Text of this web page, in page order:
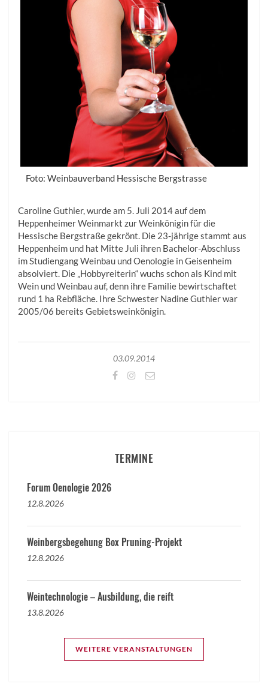
Foto: Weinbauverband Hessische Bergstrasse
Caroline Guthier, wurde am 5. Juli 2014 auf dem
Heppenheimer Weinmarkt zur Weinkönigin für die
Hessische Bergstraße gekrönt. Die 23-jährige stammt aus
Heppenheim und hat Mitte Juli ihren Bachelor-Abschluss
im Studiengang Weinbau und Oenologie in Geisenheim
absolviert. Die „Hobbyreiterin“ wuchs schon als Kind mit
Wein und Weinbau auf, denn ihre Familie bewirtschaftet
rund 1 ha Rebfläche. Ihre Schwester Nadine Guthier war
2005/06 bereits Gebietsweinkönigin.
03.09.2014
TERMINE
Forum Oenologie 2026
12.8.2026
Weinbergsbegehung Box Pruning-Projekt
12.8.2026
Weintechnologie – Ausbildung, die reift
13.8.2026
WEITERE VERANSTALTUNGEN